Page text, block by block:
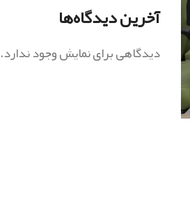
آخرین دیدگاه‌ها
دیدگاهی برای نمایش وجود ندارد.